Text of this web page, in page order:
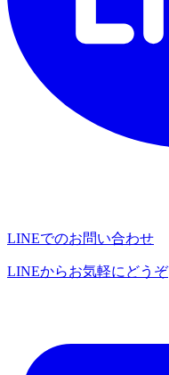
LINEでのお問い合わせ
LINEからお気軽にどうぞ